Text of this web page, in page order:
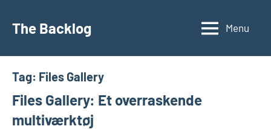
The Backlog Menu
Tag: Files Gallery
Files Gallery: Et overraskende
multiværktøj